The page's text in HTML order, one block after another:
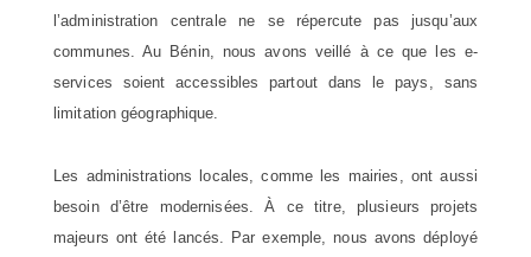
l’administration centrale ne se répercute pas jusqu’aux
communes. Au Bénin, nous avons veillé à ce que les e-
services soient accessibles partout dans le pays, sans
limitation géographique.
Les administrations locales, comme les mairies, ont aussi
besoin d’être modernisées. À ce titre, plusieurs projets
majeurs ont été lancés. Par exemple, nous avons déployé